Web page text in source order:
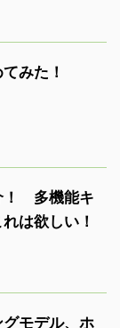
てみた！
！ 多機能キ
は欲しい！
モデル、ホ